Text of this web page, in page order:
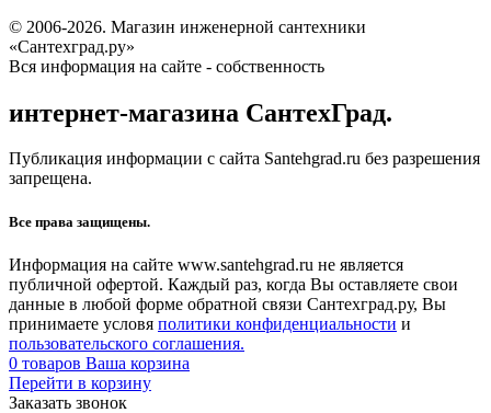
© 2006-2026. Магазин инженерной сантехники
«Сантехград.ру»
Вся информация на сайте - собственность
интернет-магазина СантехГрад.
Публикация информации с сайта Santehgrad.ru без разрешения
запрещена.
Все права защищены.
Информация на сайте www.santehgrad.ru не является
публичной офертой. Каждый раз, когда Вы оставляете свои
данные в любой форме обратной связи Сантехград.ру, Вы
принимаете условя политики конфиденциальности и
пользовательского соглашения.
0 товаров Ваша корзина
Перейти в корзину
Заказать звонок